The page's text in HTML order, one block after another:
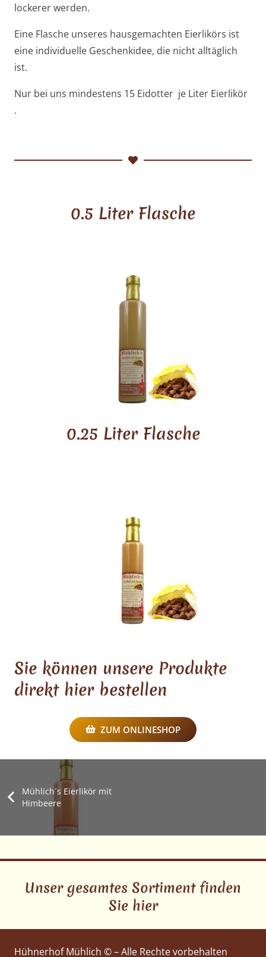
lockerer werden.
Eine Flasche unseres hausgemachten Eierlikörs ist
eine individuelle Geschenkidee, die nicht alltäglich
ist.
Nur bei uns mindestens 15 Eidotter je Liter Eierlikör
.
0.5 Liter Flasche
0.25 Liter Flasche
Sie können unsere Produkte
direkt hier bestellen
ZUM ONLINESHOP
Mühlich´s Eierlikör mit
Himbeere
Unser gesamtes Sortiment finden
Sie hier
Hühnerhof Mühlich © – Alle Rechte vorbehalten